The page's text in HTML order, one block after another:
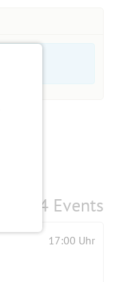
4 Events
17:00 Uhr